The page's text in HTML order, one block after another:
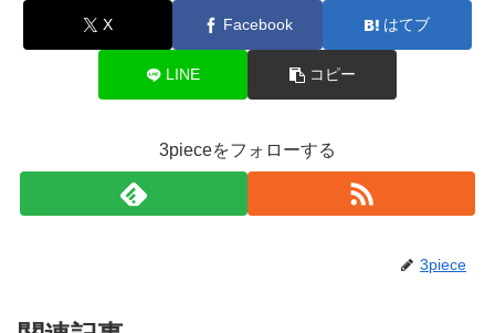
X Facebook はてブ
LINE コピー
3pieceをフォローする
3piece